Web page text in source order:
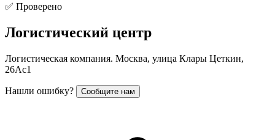
✅ Проверено
Логистический центр
Логистическая компания. Москва, улица Клары Цеткин,
26Ас1
Нашли ошибку? Сообщите нам